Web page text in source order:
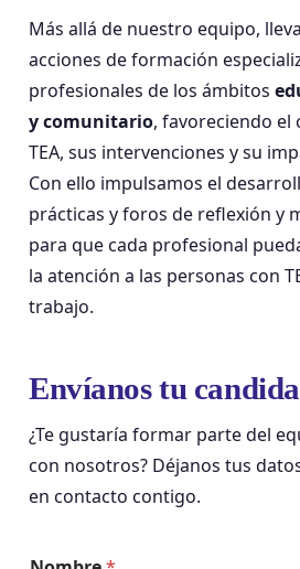
Más allá de nuestro equipo,
acciones de formación
profesionales de los ámbitos
y comunitario, favoreciendo el
TEA, sus intervenciones y su
Con ello impulsamos el
prácticas y foros de reflexión y
para que cada profesional
la atención a las personas con
trabajo.
Envíanos tu
¿Te gustaría formar parte del
con nosotros? Déjanos tus
en contacto contigo.